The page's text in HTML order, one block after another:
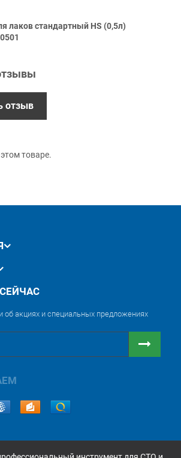
расчет (с НДС)
гарантии от
лаков стандартный HS (0,5л)
отзыв
товаре.
об акциях и специальных предложениях